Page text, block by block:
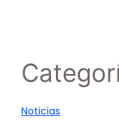
Noticias